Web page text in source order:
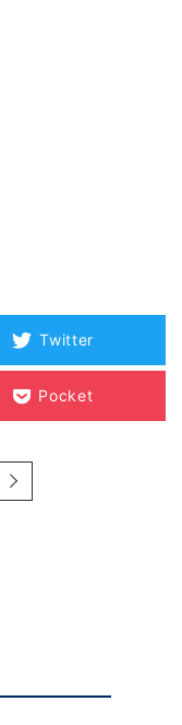
Twitter
Pocket